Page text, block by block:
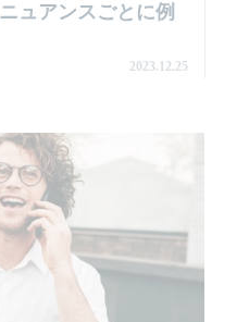
ュアンスごとに例
2023.12.25